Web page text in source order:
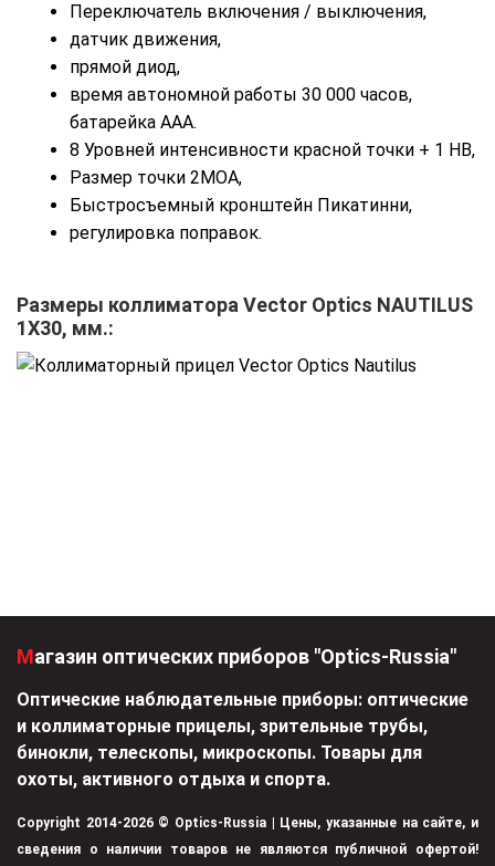
Переключатель включения / выключения,
датчик движения,
прямой диод,
время автономной работы 30 000 часов,
батарейка AAA.
8 Уровней интенсивности красной точки + 1 НВ,
Размер точки 2MOA,
Быстросъемный кронштейн Пикатинни,
регулировка поправок.
Размеры коллиматора Vector Optics NAUTILUS
1X30, мм.:
Магазин оптических приборов "Optics-Russia"
Оптические наблюдательные приборы: оптические
и коллиматорные прицелы, зрительные трубы,
бинокли, телескопы, микроскопы. Товары для
охоты, активного отдыха и спорта.
Copyright 2014-2026 © Optics-Russia | Цены, указанные на сайте, и
сведения о наличии товаров не являются публичной офертой!